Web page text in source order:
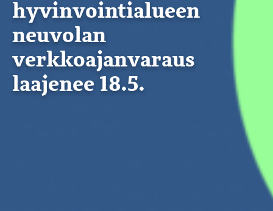
hyvinvointialueen
neuvolan
verkkoajanvaraus
laajenee 18.5.